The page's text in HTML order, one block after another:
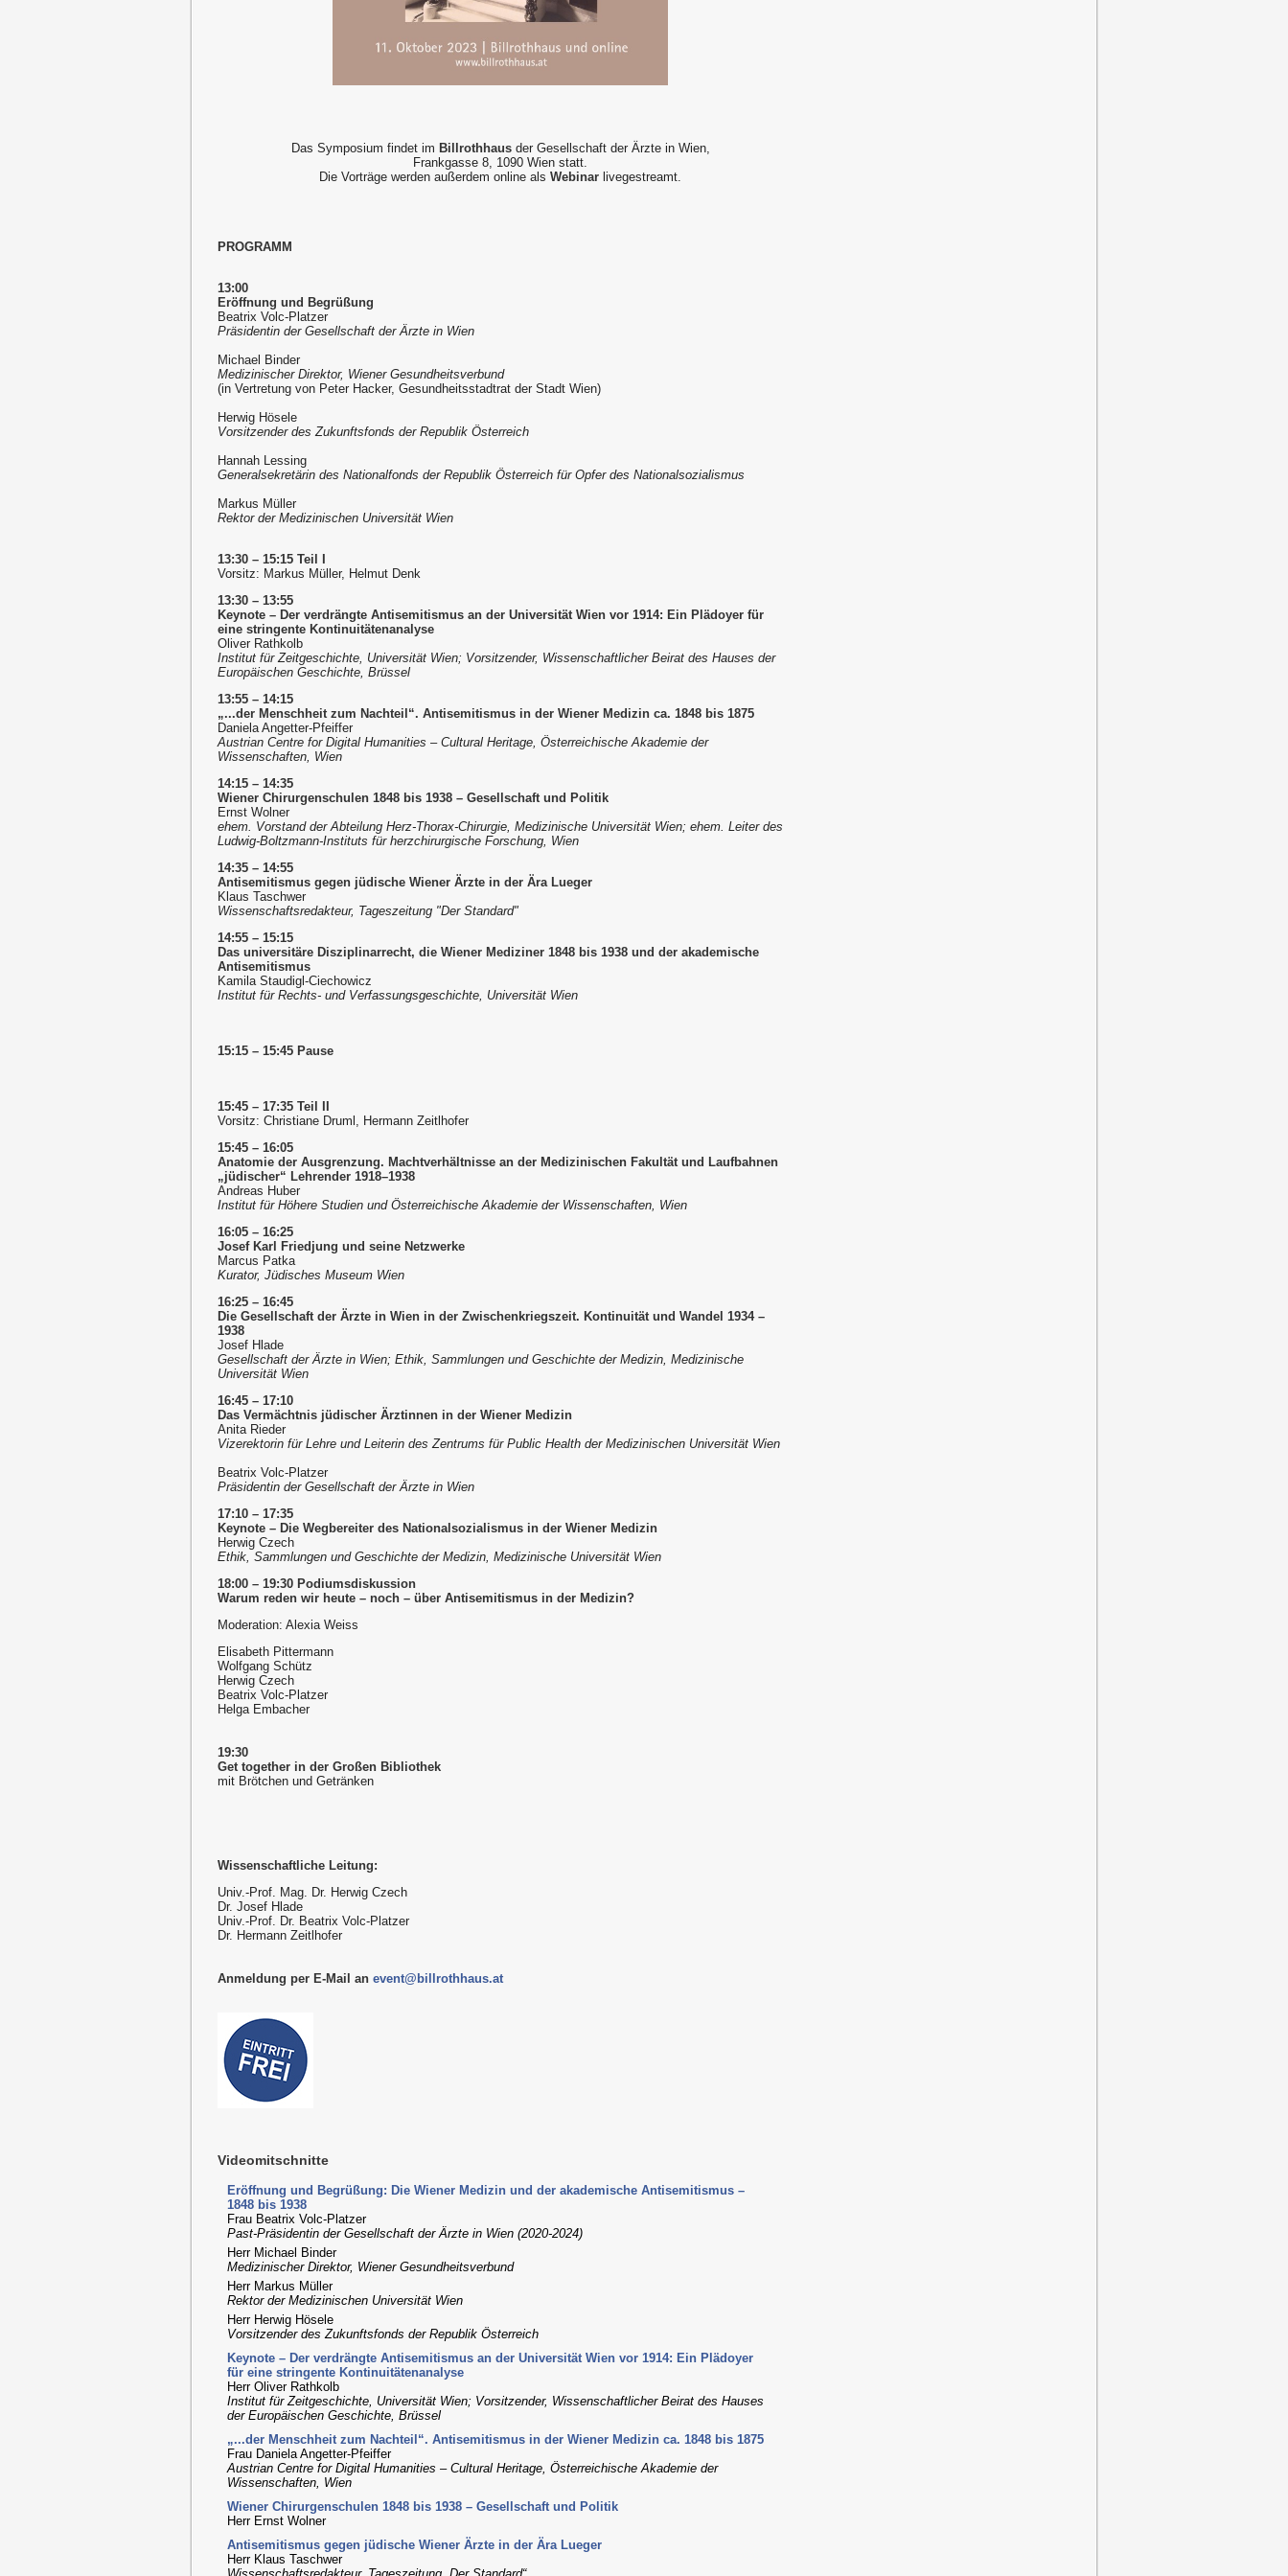
Das Symposium findet im Billrothhausder Gesellschaft der Ärzte in Wien,
Frankgasse 8, 1090 Wien statt.
Die Vorträge werden außerdem online als Webinar livegestreamt.
PROGRAMM
13:00
Eröffnung und Begrüßung
Beatrix Volc-Platzer
Präsidentin der Gesellschaft der Ärzte in Wien
Michael Binder
Medizinischer Direktor, Wiener Gesundheitsverbund
(in Vertretung von Peter Hacker, Gesundheitsstadtrat der Stadt Wien)
Herwig Hösele
Vorsitzender des Zukunftsfonds der Republik Österreich
Hannah Lessing
Generalsekretärin des Nationalfonds der Republik Österreich für Opfer des Nationalsozialismus
Markus Müller
Rektor der Medizinischen Universität Wien
13:30 – 15:15 Teil I
Vorsitz: Markus Müller, Helmut Denk
13:30 – 13:55
Keynote – Der verdrängte Antisemitismus an der Universität Wien vor 1914: Ein Plädoyer für
eine stringente Kontinuitätenanalyse
Oliver Rathkolb
Institut für Zeitgeschichte, Universität Wien; Vorsitzender, Wissenschaftlicher Beirat des Hauses der
Europäischen Geschichte, Brüssel
13:55 – 14:15
„...der Menschheit zum Nachteil“. Antisemitismus in der Wiener Medizin ca. 1848 bis 1875
Daniela Angetter-Pfeiffer
Austrian Centre for Digital Humanities – Cultural Heritage, Österreichische Akademie der
Wissenschaften, Wien
14:15 – 14:35
Wiener Chirurgenschulen 1848 bis 1938 – Gesellschaft und Politik
Ernst Wolner
ehem. Vorstand der Abteilung Herz-Thorax-Chirurgie, Medizinische Universität Wien; ehem. Leiter des
Ludwig-Boltzmann-Instituts für herzchirurgische Forschung, Wien
14:35 – 14:55
Antisemitismus gegen jüdische Wiener Ärzte in der Ära Lueger
Klaus Taschwer
Wissenschaftsredakteur, Tageszeitung "Der Standard"
14:55 – 15:15
Das universitäre Disziplinarrecht, die Wiener Mediziner 1848 bis 1938 und der akademische
Antisemitismus
Kamila Staudigl-Ciechowicz
Institut für Rechts- und Verfassungsgeschichte, Universität Wien
15:15 – 15:45 Pause
15:45 – 17:35 Teil II
Vorsitz: Christiane Druml, Hermann Zeitlhofer
15:45 – 16:05
Anatomie der Ausgrenzung. Machtverhältnisse an der Medizinischen Fakultät und Laufbahnen
„jüdischer“ Lehrender 1918–1938
Andreas Huber
Institut für Höhere Studien und Österreichische Akademie der Wissenschaften, Wien
16:05 – 16:25
Josef Karl Friedjung und seine Netzwerke
Marcus Patka
Kurator, Jüdisches Museum Wien
16:25 – 16:45
Die Gesellschaft der Ärzte in Wien in der Zwischenkriegszeit. Kontinuität und Wandel 1934 –
1938
Josef Hlade
Gesellschaft der Ärzte in Wien; Ethik, Sammlungen und Geschichte der Medizin, Medizinische
Universität Wien
16:45 – 17:10
Das Vermächtnis jüdischer Ärztinnen in der Wiener Medizin
Anita Rieder
Vizerektorin für Lehre und Leiterin des Zentrums für Public Health der Medizinischen Universität Wien
Beatrix Volc-Platzer
Präsidentin der Gesellschaft der Ärzte in Wien
17:10 – 17:35
Keynote – Die Wegbereiter des Nationalsozialismus in der Wiener Medizin
Herwig Czech
Ethik, Sammlungen und Geschichte der Medizin, Medizinische Universität Wien
18:00 – 19:30 Podiumsdiskussion
Warum reden wir heute – noch – über Antisemitismus in der Medizin?
Moderation: Alexia Weiss
Elisabeth Pittermann
Wolfgang Schütz
Herwig Czech
Beatrix Volc-Platzer
Helga Embacher
19:30
Get together in der Großen Bibliothek
mit Brötchen und Getränken
Wissenschaftliche Leitung:
Univ.-Prof. Mag. Dr. Herwig Czech
Dr. Josef Hlade
Univ.-Prof. Dr. Beatrix Volc-Platzer
Dr. Hermann Zeitlhofer
Anmeldung per E-Mail an event@billrothhaus.at
Videomitschnitte
Eröffnung und Begrüßung: Die Wiener Medizin und der akademische Antisemitismus –
1848 bis 1938
Frau Beatrix Volc-Platzer
Past-Präsidentin der Gesellschaft der Ärzte in Wien (2020-2024)
Herr Michael Binder
Medizinischer Direktor, Wiener Gesundheitsverbund
Herr Markus Müller
Rektor der Medizinischen Universität Wien
Herr Herwig Hösele
Vorsitzender des Zukunftsfonds der Republik Österreich
Keynote – Der verdrängte Antisemitismus an der Universität Wien vor 1914: Ein Plädoyer
für eine stringente Kontinuitätenanalyse
Herr Oliver Rathkolb
Institut für Zeitgeschichte, Universität Wien; Vorsitzender, Wissenschaftlicher Beirat des Hauses
der Europäischen Geschichte, Brüssel
„...der Menschheit zum Nachteil“. Antisemitismus in der Wiener Medizin ca. 1848 bis 1875
Frau Daniela Angetter-Pfeiffer
Austrian Centre for Digital Humanities – Cultural Heritage, Österreichische Akademie der
Wissenschaften, Wien
Wiener Chirurgenschulen 1848 bis 1938 – Gesellschaft und Politik
Herr Ernst Wolner
Antisemitismus gegen jüdische Wiener Ärzte in der Ära Lueger
Herr Klaus Taschwer